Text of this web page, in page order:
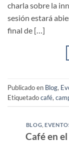
charla sobre la
sesión estará
final de […]
Publicado en Blog,
Etiquetadocafé,
BLOG ,
Café en